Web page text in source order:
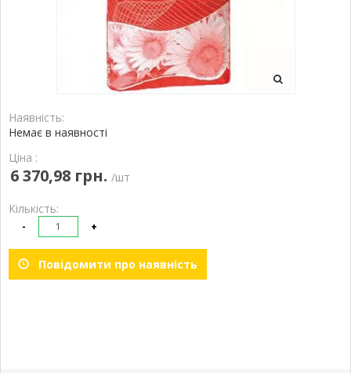
Наявність:
Немає в наявності
Ціна :
6 370,98 грн. /шт
Кількість:
- +
Повідомити про наявність